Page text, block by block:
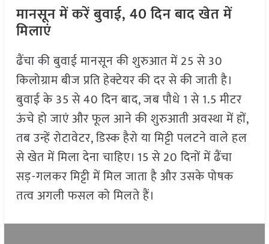
मानसून में करें बुवाई, 40 दिन बाद खेत में
मिलाएं
ढैंचा की बुवाई मानसून की शुरुआत में 25 से 30
किलोग्राम बीज प्रति हेक्टेयर की दर से की जाती है।
बुवाई के 35 से 40 दिन बाद, जब पौधे 1 से 1.5 मीटर
ऊंचे हो जाएं और फूल आने की शुरुआती अवस्था में हों,
तब उन्हें रोटावेटर, डिस्क हैरो या मिट्टी पलटने वाले हल
से खेत में मिला देना चाहिए। 15 से 20 दिनों में ढैंचा
सड़-गलकर मिट्टी में मिल जाता है और उसके पोषक
तत्व अगली फसल को मिलते हैं।